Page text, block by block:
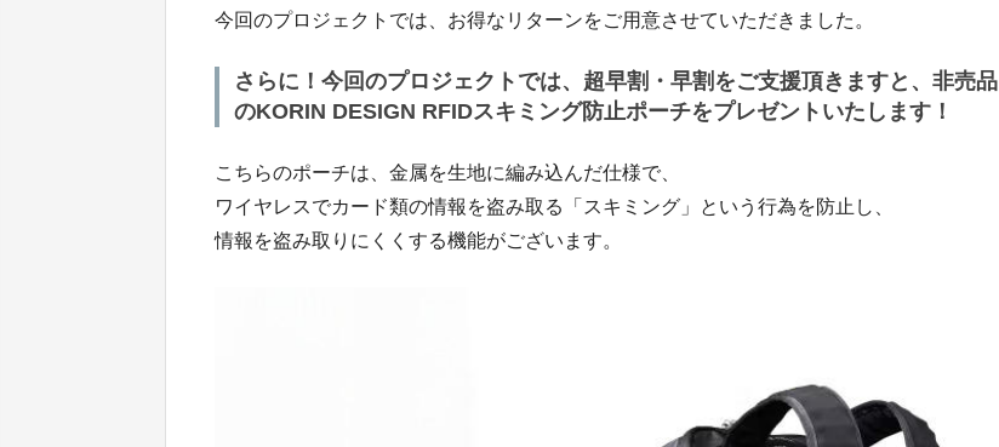
今回のプロジェクトでは、お得なリターンをご用意させていただきました。
さらに！今回のプロジェクトでは、超早割・早割をご支援頂きますと、非売品
のKORIN DESIGN RFIDスキミング防止ポーチをプレゼントいたします！
こちらのポーチは、金属を生地に編み込んだ仕様で、
ワイヤレスでカード類の情報を盗み取る「スキミング」という行為を防止し、
情報を盗み取りにくくする機能がございます。